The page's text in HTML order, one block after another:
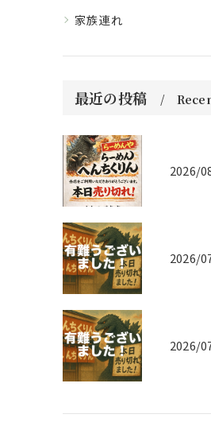
家族連れ
最近の投稿
2026/
2026/
2026/